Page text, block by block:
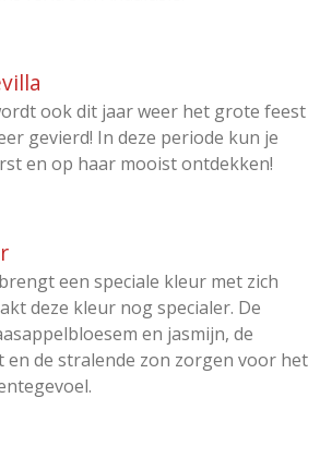
ook dit jaar weer het grote feest
gevierd! In deze periode kun je
en op haar mooist ontdekken!
een speciale kleur met zich
deze kleur nog specialer. De
en jasmijn, de
en de stralende zon zorgen voor het